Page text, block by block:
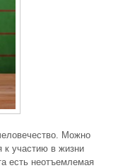
Можно
к участию в жизни
есть неотъемлемая